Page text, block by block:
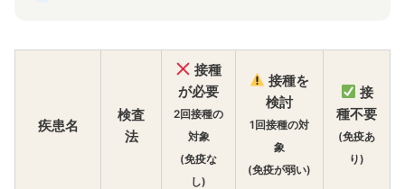
疾患名
検査
法
接種
が必要
2回接種の
対象
(免疫な
し)
接種を
検討
1回接種の対
象
(免疫が弱い)
接
種不要
(免疫あ
り)